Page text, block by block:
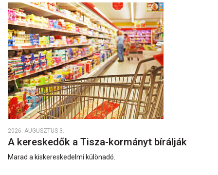
2026. AUGUSZTUS 3.
A kereskedők a Tisza-kormányt bírálják
Marad a kiskereskedelmi különadó.